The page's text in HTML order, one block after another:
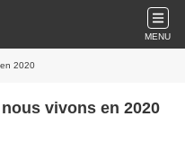
MENU
2020
vivons en 2020